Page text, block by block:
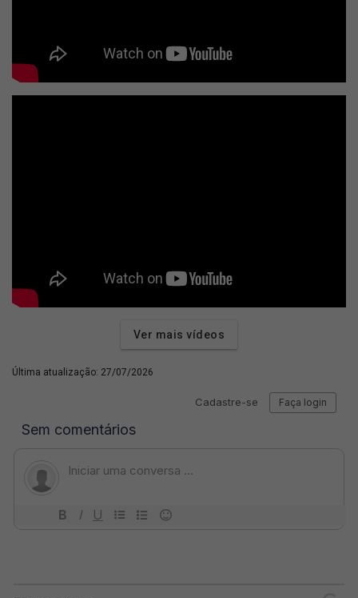
Ver mais vídeos
Última atualização: 27/07/2026